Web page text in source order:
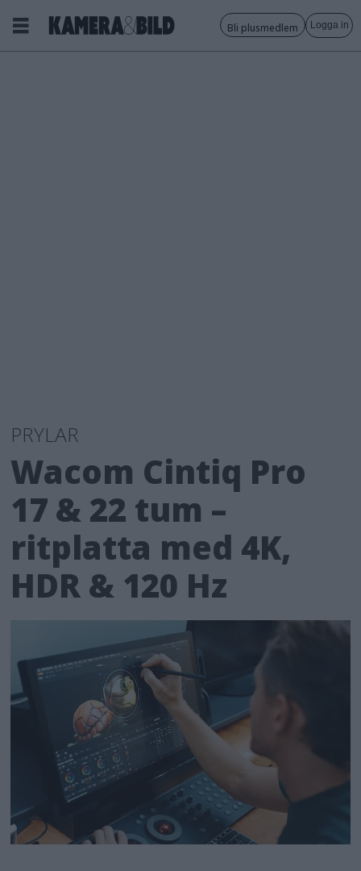
Bli plusmedlem Logga in
PRYLAR
Wacom Cintiq Pro
17 & 22 tum –
ritplatta med 4K,
HDR & 120 Hz